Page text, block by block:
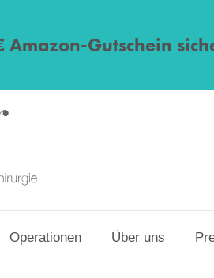
Amazon-Gutschein
Operationen Über uns